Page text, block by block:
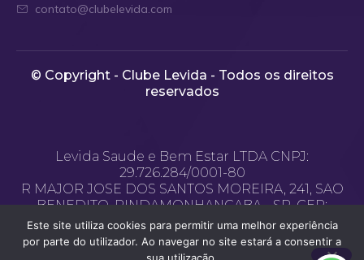
contato@clubelevida.com
© Copyright - Clube Levida - Todos os direitos
reservados​
Levida Saude e Bem Estar LTDA CNPJ:
29.726.284/0001-80
R MAJOR JOSE DOS SANTOS MOREIRA, 241, SAO
BENEDITO, PINDAMONHANGABA - SP, CEP:
12.400-970
Email de contato: contato@clubelevida.com
Este site utiliza cookies para permitir uma melhor experiência
por parte do utilizador. Ao navegar no site estará a consentir a